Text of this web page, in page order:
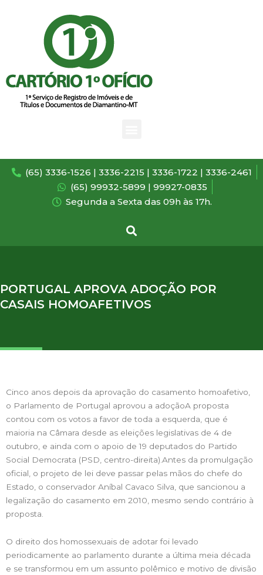
(65) 3336-1526 | 3336-2215 | 3336-1722 | 3336-2461
(65) 99932-5899 | 99927-0835
Segunda a Sexta das 09h às 17h.
PORTUGAL APROVA ADOÇÃO POR
CASAIS HOMOAFETIVOS
Cinco anos depois da aprovação do casamento homoafetivo,
o Parlamento de Portugal aprovou a adoçãoA proposta
contou com os votos a favor de toda a esquerda, que é
maioria na Câmara desde as eleições legislativas de 4 de
outubro, e ainda com o apoio de 19 deputados do Partido
Social Democrata (PSD, centro-direita).Antes da promulgação
oficial, o projeto de lei deve passar pelas mãos do chefe do
Estado, o conservador Aníbal Cavaco Silva, que sancionou a
legalização do casamento em 2010, mesmo sendo contrário à
proposta.
O direito dos homossexuais de adotar foi levado
periodicamente ao parlamento durante a última meia década
e se transformou em um assunto polêmico e motivo de divisão